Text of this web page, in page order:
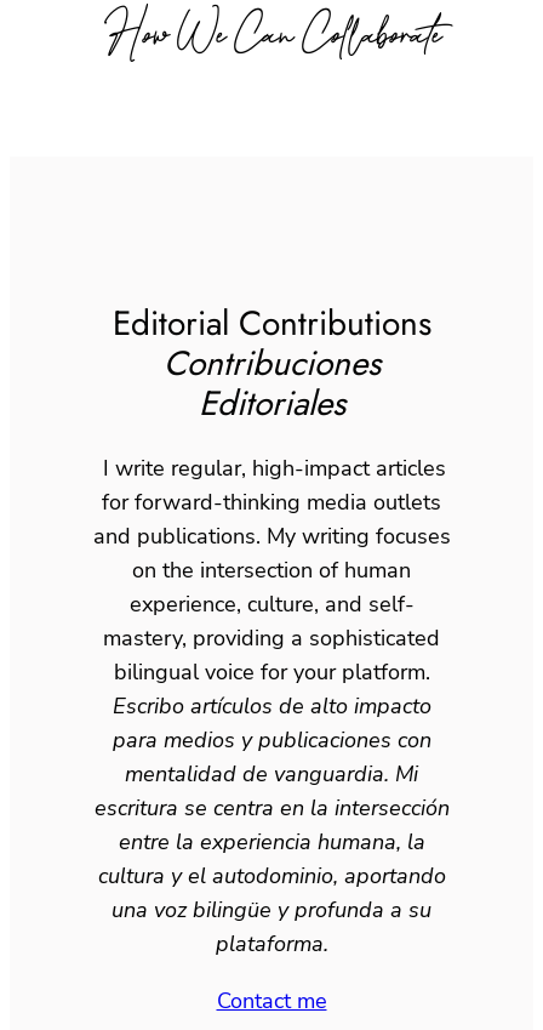
How We Can Collaborate
Editorial Contributions
Contribuciones
Editoriales
I write regular, high-impact articles
for forward-thinking media outlets
and publications. My writing focuses
on the intersection of human
experience, culture, and self-
mastery, providing a sophisticated
bilingual voice for your platform.
Escribo artículos de alto impacto
para medios y publicaciones con
mentalidad de vanguardia. Mi
escritura se centra en la intersección
entre la experiencia humana, la
cultura y el autodominio, aportando
una voz bilingüe y profunda a su
plataforma.
Contact me